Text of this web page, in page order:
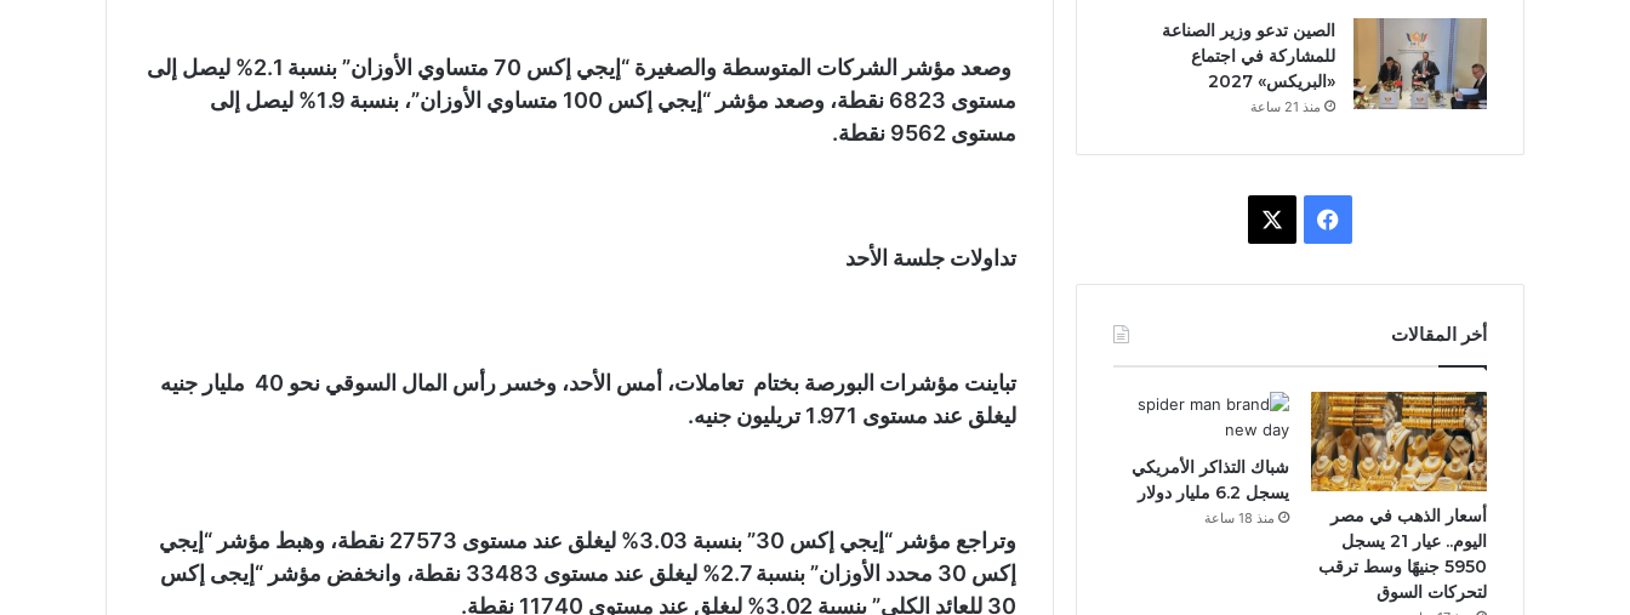
وصعد مؤشر الشركات المتوسطة والصغيرة “إيجي إكس 70 متساوي الأوزان” بنسبة 2.1% ليصل إلى
مستوى 6823 نقطة، وصعد مؤشر “إيجي إكس 100 متساوي الأوزان”، بنسبة 1.9% ليصل إلى
مستوى 9562 نقطة.
تداولات جلسة الأحد
تباينت مؤشرات البورصة بختام تعاملات، أمس الأحد، وخسر رأس المال السوقي نحو 40 مليار جنيه
ليغلق عند مستوى 1.971 تريليون جنيه.
وتراجع مؤشر “إيجي إكس 30” بنسبة 3.03% ليغلق عند مستوى 27573 نقطة، وهبط مؤشر “إيجي
إكس 30 محدد الأوزان” بنسبة 2.7% ليغلق عند مستوى 33483 نقطة، وانخفض مؤشر “إيجى إكس
30 للعائد الكلى” بنسبة 3.02% ليغلق عند مستوى 11740 نقطة.
الصين تدعو وزير الصناعة
للمشاركة في اجتماع
«البريكس» 2027
منذ 21 ساعة
ب
و
ك
أخر المقالات
أسعار الذهب في مصر
اليوم.. عيار 21 يسجل
5950 جنيهًا وسط ترقب
لتحركات السوق
شباك التذاكر الأمريكي
يسجل 6.2 مليار دولار
منذ 18 ساعة